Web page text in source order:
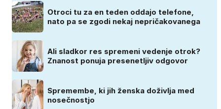
Otroci tu za en teden oddajo telefone,
nato pa se zgodi nekaj nepričakovanega
Ali sladkor res spremeni vedenje otrok?
Znanost ponuja presenetljiv odgovor
Spremembe, ki jih ženska doživlja med
nosečnostjo